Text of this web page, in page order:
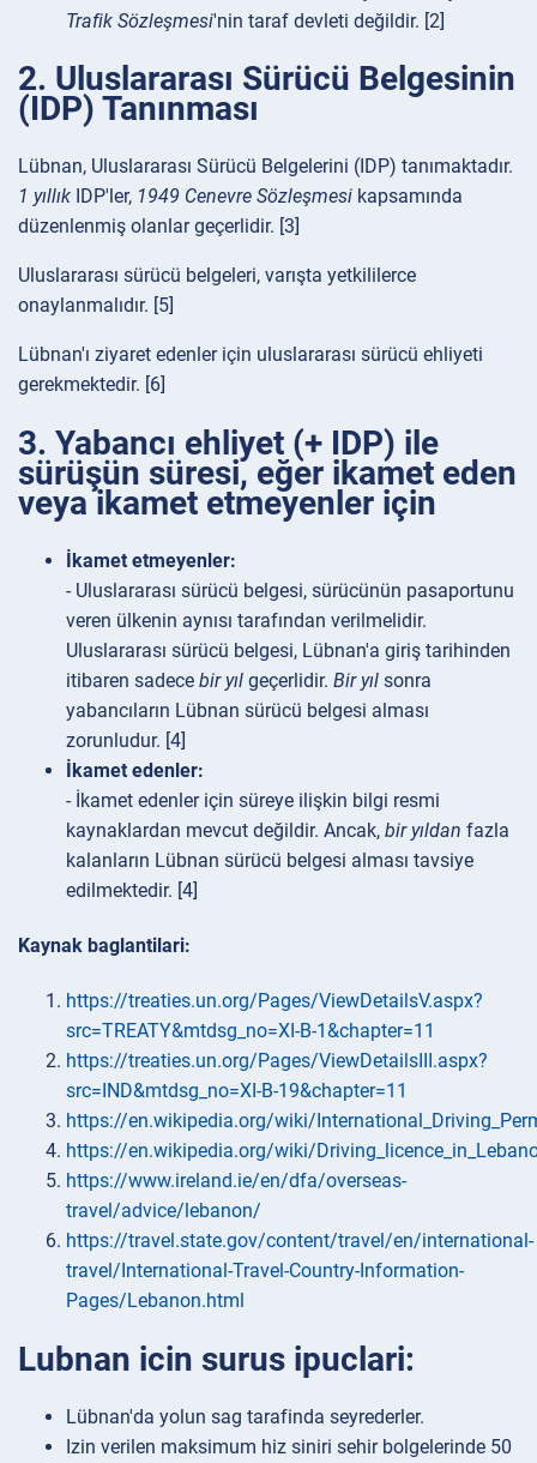
Trafik Sözleşmesi'nin taraf devleti değildir. [2]
2. Uluslararası Sürücü Belgesinin
(IDP) Tanınması
Lübnan, Uluslararası Sürücü Belgelerini (IDP) tanımaktadır.
1 yıllık IDP'ler, 1949 Cenevre Sözleşmesi kapsamında
düzenlenmiş olanlar geçerlidir. [3]
Uluslararası sürücü belgeleri, varışta yetkililerce
onaylanmalıdır. [5]
Lübnan'ı ziyaret edenler için uluslararası sürücü ehliyeti
gerekmektedir. [6]
3. Yabancı ehliyet (+ IDP) ile
sürüşün süresi, eğer ikamet eden
veya ikamet etmeyenler için
İkamet etmeyenler:
- Uluslararası sürücü belgesi, sürücünün pasaportunu
veren ülkenin aynısı tarafından verilmelidir.
Uluslararası sürücü belgesi, Lübnan'a giriş tarihinden
itibaren sadece bir yıl geçerlidir. Bir yıl sonra
yabancıların Lübnan sürücü belgesi alması
zorunludur. [4]
İkamet edenler:
- İkamet edenler için süreye ilişkin bilgi resmi
kaynaklardan mevcut değildir. Ancak, bir yıldan fazla
kalanların Lübnan sürücü belgesi alması tavsiye
edilmektedir. [4]
Kaynak baglantilari:
https://treaties.un.org/Pages/ViewDetailsV.aspx?
src=TREATY&mtdsg_no=XI-B-1&chapter=11
https://treaties.un.org/Pages/ViewDetailsIII.aspx?
src=IND&mtdsg_no=XI-B-19&chapter=11
https://en.wikipedia.org/wiki/
https://en.wikipedia.org/wiki/
https://www.ireland.ie/en/dfa/overseas-
travel/advice/lebanon/
https://travel.state.gov/content/travel/en/international-
travel/International-Travel-Country-Information-
Pages/Lebanon.html
Lubnan icin surus ipuclari:
Lübnan'da yolun sag tarafinda seyrederler.
Izin verilen maksimum hiz siniri sehir bolgelerinde 50